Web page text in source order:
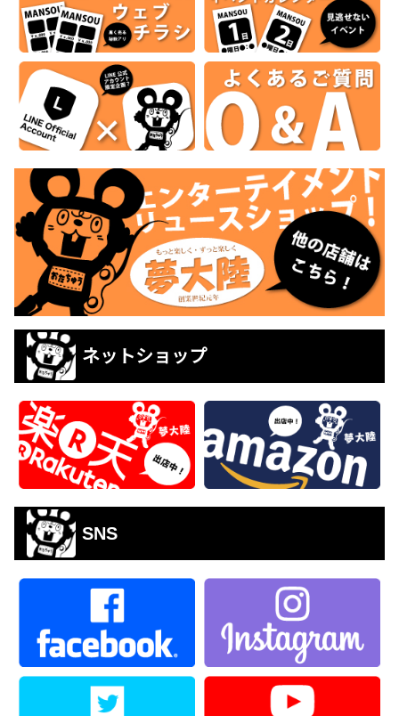
ネットショップ
SNS